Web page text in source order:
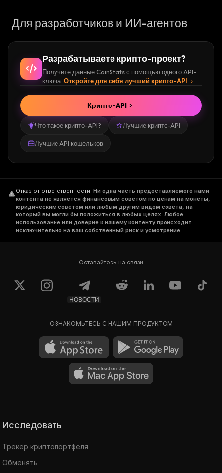
Для разработчиков и ИИ-агентов
Разрабатываете крипто-проект?
Получите данные CoinStats с помощью одного API-
ключа. Откройте для себя лучший крипто-API
Что такое крипто-API? Лучшие крипто-API
Лучшие API кошельков
Крипто-API
Отказ от ответственности. Ни одна часть предоставляемого нами
контента не является финансовым советом по ценам на монеты,
юридическим советом или любым другим видом совета, на
который вы могли бы положиться в любых целях. Любое
использование или доверие к нашему контенту происходит
исключительно на ваш собственный риск и усмотрение.
Оставайтесь на связи
НОВОСТИ
ОЗНАКОМЬТЕСЬ С НАШИМ ПРОДУКТОМ
Исследовать
Трекер криптопортфеля
Обменять